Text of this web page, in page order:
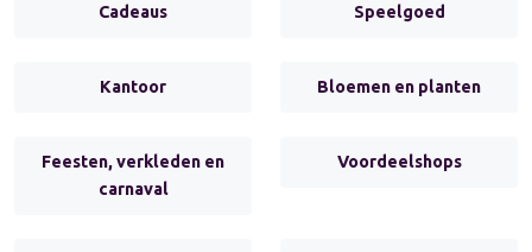
Cadeaus Speelgoed
Kantoor Bloemen en planten
Feesten, verkleden en
carnaval
Voordeelshops